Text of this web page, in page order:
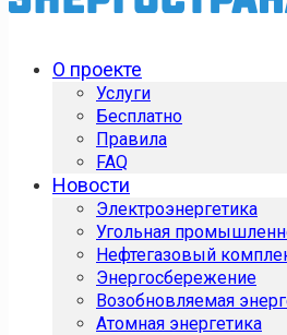
О проекте
Услуги
Бесплатно
Правила
FAQ
Новости
Электроэнергетика
Угольная
Нефтегазовый
Энергосбережение
Возобновляемая
Атомная энергетика